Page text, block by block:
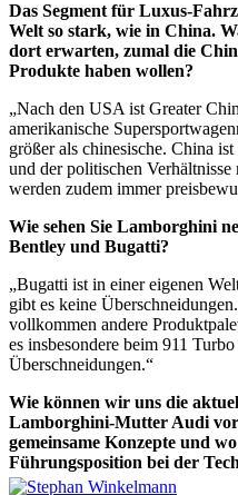
Das Segment für Luxus-
Welt so stark, wie in China.
dort erwarten, zumal die
Produkte haben wollen?
„Nach den USA ist Greater
amerikanische
größer als chinesische. China
und der politischen
werden zudem immer
Wie sehen Sie Lamborghini
Bentley und Bugatti?
„Bugatti ist in einer eigenen
gibt es keine
vollkommen andere
es insbesondere beim 911
Überschneidungen.“
Wie können wir uns die
Lamborghini-Mutter Audi
gemeinsame Konzepte und
Führungsposition bei der